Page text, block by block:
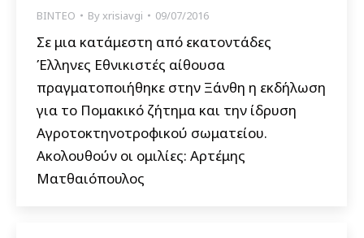
ΒΙΝΤΕΟ Byxrisiavgi 09/07/2016
Σε μια κατάμεστη από εκατοντάδες
Έλληνες Εθνικιστές αίθουσα
πραγματοποιήθηκε στην Ξάνθη η εκδήλωση
για το Πομακικό ζήτημα και την ίδρυση
Αγροτοκτηνοτροφικού σωματείου.
Ακολουθούν οι ομιλίες: Αρτέμης
Ματθαιόπουλος